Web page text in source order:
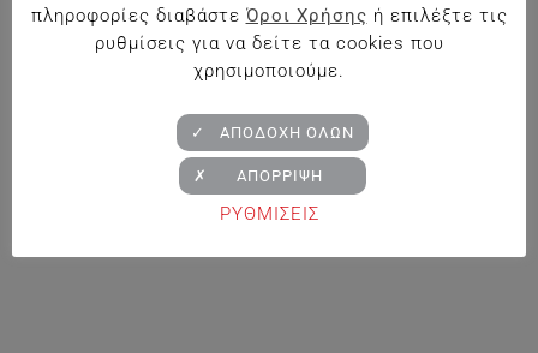
Κρασιά
Λευκά
πληροφορίες διαβάστε Όροι Χρήσης ή επιλέξτε τις
ρυθμίσεις για να δείτε τα cookies που
χρησιμοποιούμε.
ΡΥΘΜΙΣΕΙΣ
✓ ΑΠΟΔΟΧΗ ΟΛΩΝ
✗ ΑΠΟΡΡΙΨΗ